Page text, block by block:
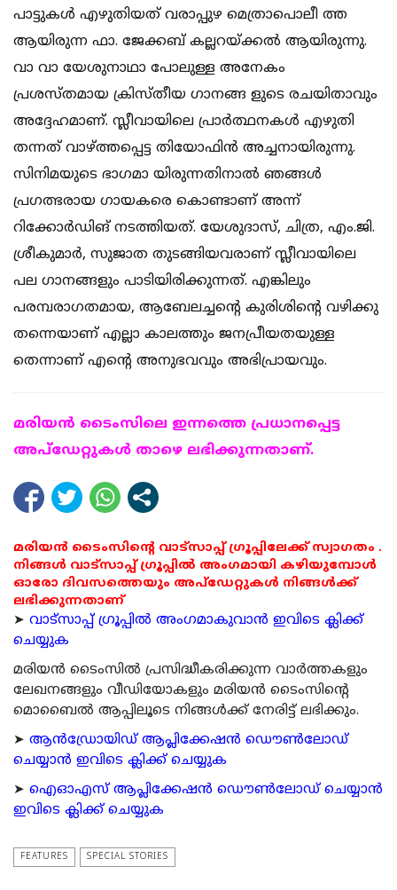
പാട്ടുകള്‍ എഴുതിയത് വരാപ്പുഴ മെത്രാപൊലീ ത്ത
ആയിരുന്ന ഫാ. ജേക്കബ് കല്ലറയ്ക്കല്‍ ആയിരുന്നു.
വാ വാ യേശുനാഥാ പോലുള്ള അനേകം
പ്രശസ്തമായ ക്രിസ്തീയ ഗാനങ്ങ ളുടെ രചയിതാവും
അദ്ദേഹമാണ്. സ്ലീവായിലെ പ്രാര്‍ത്ഥനകള്‍ എഴുതി
തന്നത് വാഴ്ത്തപ്പെട്ട തിയോഫിന്‍ അച്ചനായിരുന്നു.
സിനിമയുടെ ഭാഗമാ യിരുന്നതിനാല്‍ ഞങ്ങള്‍
പ്രഗത്ഭരായ ഗായകരെ കൊണ്ടാണ് അന്ന്
റിക്കോര്‍ഡിങ് നടത്തിയത്. യേശുദാസ്, ചിത്ര, എം.ജി.
ശ്രീകുമാര്‍, സുജാത തുടങ്ങിയവരാണ് സ്ലീവായിലെ
പല ഗാനങ്ങളും പാടിയിരിക്കുന്നത്. എങ്കിലും
പരമ്പരാഗതമായ, ആബേലച്ചന്റെ കുരിശിന്റെ വഴിക്കു
തന്നെയാണ് എല്ലാ കാലത്തും ജനപ്രീയതയുള്ള
തെന്നാണ് എന്റെ അനുഭവവും അഭിപ്രായവും.
മരിയന്‍ ടൈംസിലെ ഇന്നത്തെ പ്രധാനപ്പെട്ട
അപ്ഡേറ്റുകള്‍ താഴെ ലഭിക്കുന്നതാണ്.
മരിയൻ ടൈംസിന്റെ വാട്സാപ്പ് ഗ്രൂപ്പിലേക്ക് സ്വാഗതം .
നിങ്ങൾ വാട്സാപ്പ് ഗ്രൂപ്പിൽ അംഗമായി കഴിയുമ്പോൾ
ഓരോ ദിവസത്തെയും അപ്ഡേറ്റുകൾ നിങ്ങൾക്ക്
ലഭിക്കുന്നതാണ്
➤ വാട്സാപ്പ് ഗ്രൂപ്പിൽ അംഗമാകുവാൻ ഇവിടെ ക്ലിക്ക്
ചെയ്യുക
മരിയന്‍ ടൈംസില്‍ പ്രസിദ്ധീകരിക്കുന്ന വാര്‍ത്തകളും
ലേഖനങ്ങളും വീഡിയോകളും മരിയന്‍ ടൈംസിന്റെ
മൊബൈല്‍ ആപ്പിലൂടെ നിങ്ങള്‍ക്ക് നേരിട്ട് ലഭിക്കും.
➤ ആന്‍ഡ്രോയിഡ് ആപ്ലിക്കേഷന്‍ ഡൌണ്‍ലോഡ്
ചെയ്യാന്‍ ഇവിടെ ക്ലിക്ക് ചെയ്യുക
➤ ഐഓഎസ് ആപ്ലിക്കേഷന്‍ ഡൌണ്‍ലോഡ് ചെയ്യാന്‍
ഇവിടെ ക്ലിക്ക് ചെയ്യുക
FEATURES SPECIAL STORIES